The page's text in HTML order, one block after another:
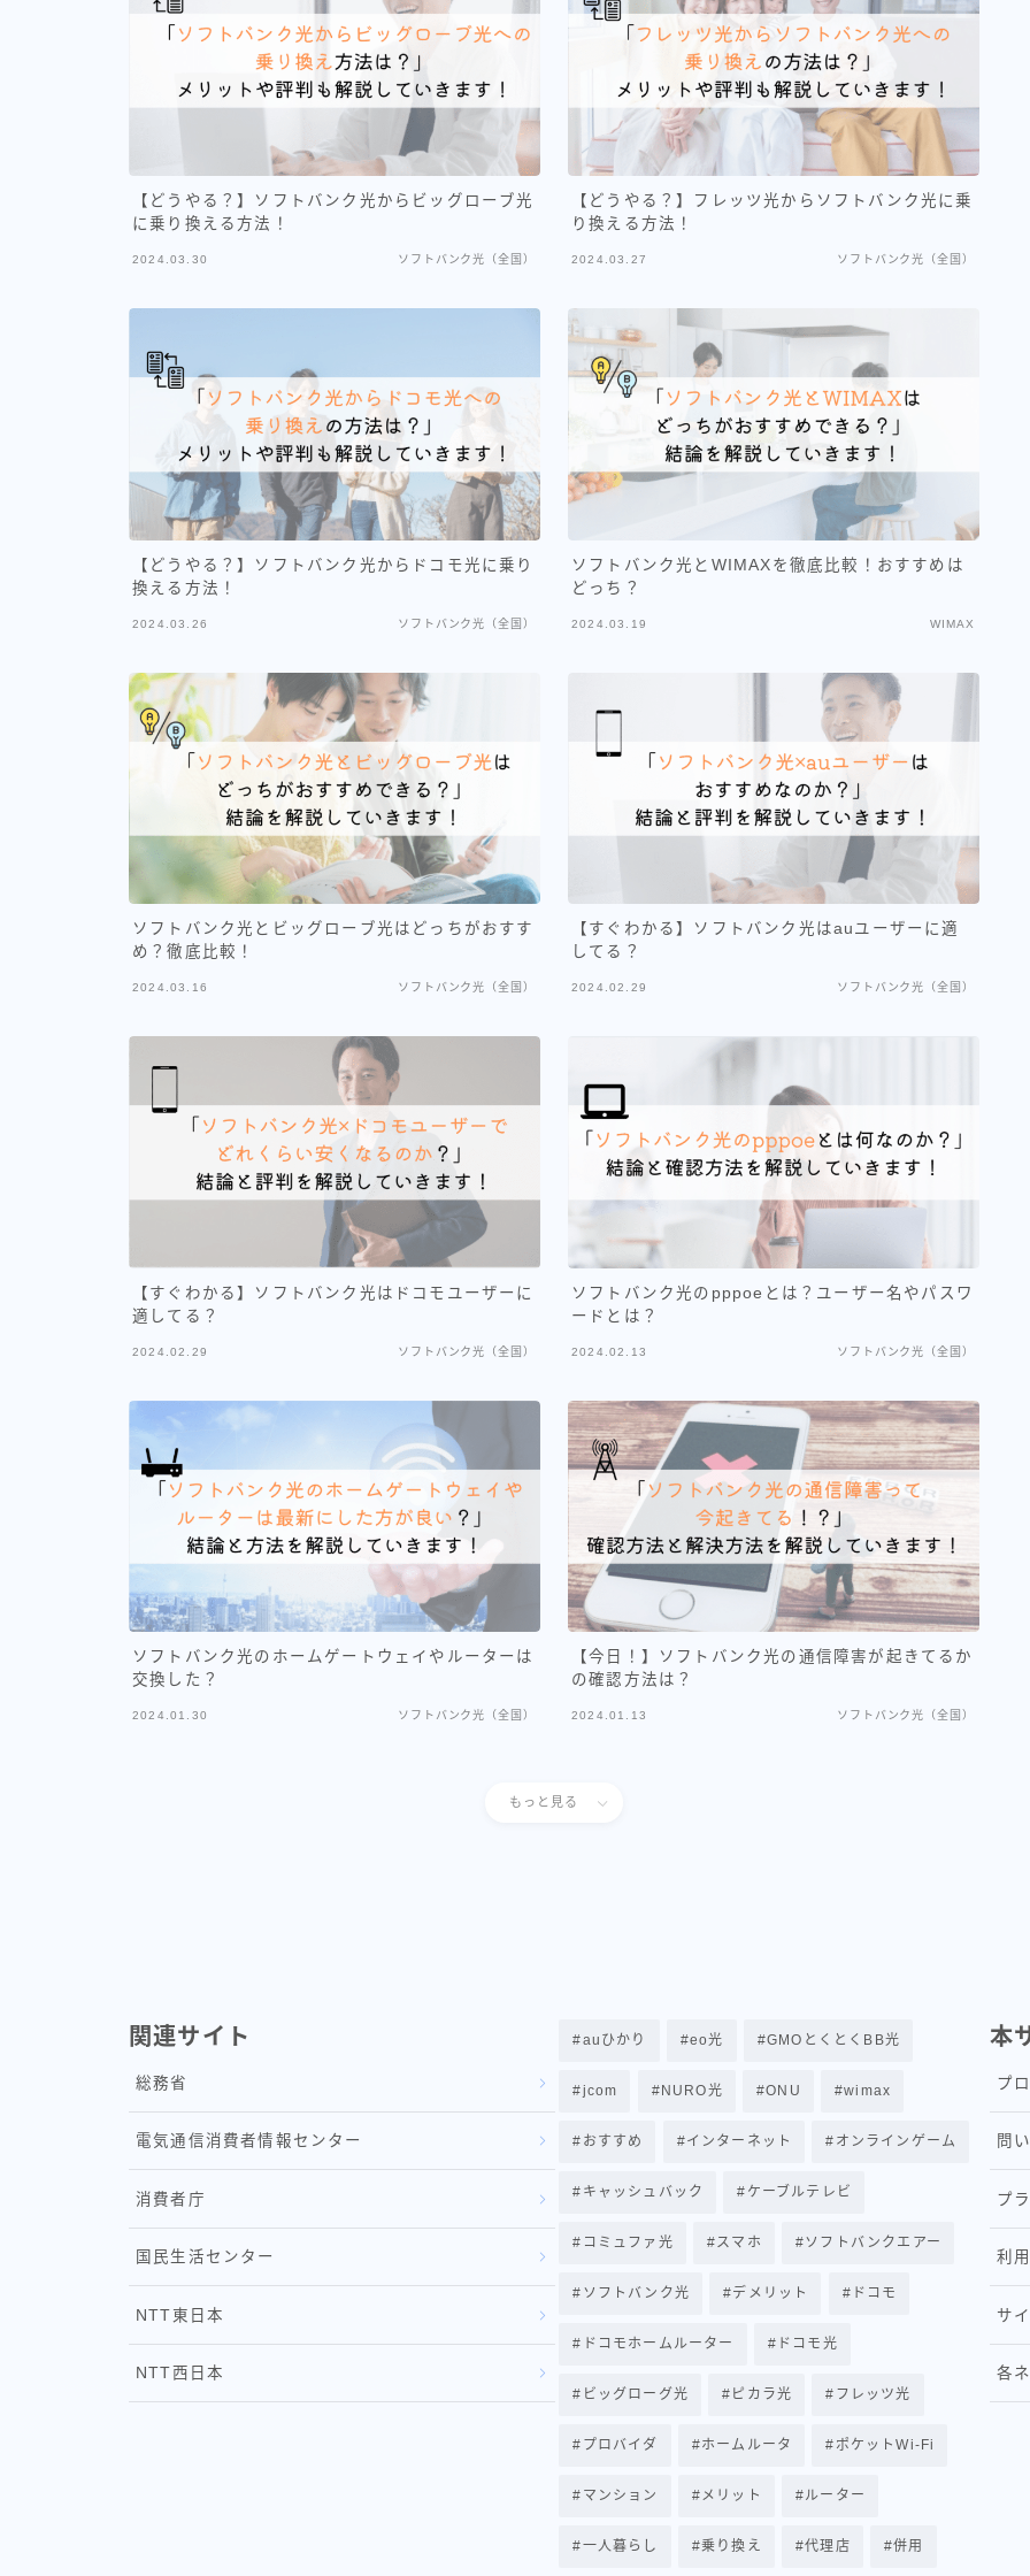
【どうやる？】ソフトバンク光からビッグローブ光
に乗り換える方法！
2024.03.30 ソフトバンク光（全国）
【どうやる？】フレッツ光からソフトバンク光に乗
り換える方法！
2024.03.27 ソフトバンク光（全国）
【どうやる？】ソフトバンク光からドコモ光に乗り
換える方法！
2024.03.26 ソフトバンク光（全国）
ソフトバンク光とWIMAXを徹底比較！おすすめは
どっち？
2024.03.19 WIMAX
ソフトバンク光とビッグローブ光はどっちがおすす
め？徹底比較！
2024.03.16 ソフトバンク光（全国）
【すぐわかる】ソフトバンク光はauユーザーに適
してる？
2024.02.29 ソフトバンク光（全国）
【すぐわかる】ソフトバンク光はドコモユーザーに
適してる？
2024.02.29 ソフトバンク光（全国）
ソフトバンク光のpppoeとは？ユーザー名やパスワ
ードとは？
2024.02.13 ソフトバンク光（全国）
ソフトバンク光のホームゲートウェイやルーターは
交換した？
2024.01.30 ソフトバンク光（全国）
【今日！】ソフトバンク光の通信障害が起きてるか
の確認方法は？
2024.01.13 ソフトバンク光（全国）
もっと見る
関連サイト
総務省
電気通信消費者情報センター
消費者庁
国民生活センター
NTT東日本
NTT西日本
auひかり eo光 GMOとくとくBB光
jcom NURO光 ONU wimax
おすすめ インターネット オンラインゲーム
キャッシュバック ケーブルテレビ
コミュファ光 スマホ ソフトバンクエアー
ソフトバンク光 デメリット ドコモ
ドコモホームルーター ドコモ光
ビッグローグ光 ピカラ光 フレッツ光
プロバイダ ホームルータ ポケットWi-Fi
マンション メリット ルーター
一人暮らし 乗り換え 代理店 併用
本
プ
問
プ
利
サ
各